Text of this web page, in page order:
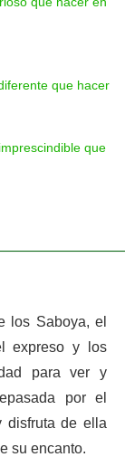
que hacer
que
los Saboya, el
expreso y los
para ver y
por el
disfruta de ella
su encanto.